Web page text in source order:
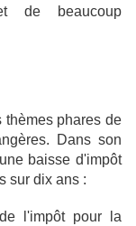
de beaucoup
thèmes phares de
Dans son
baisse d'impôt
sur dix ans :
l'impôt pour la